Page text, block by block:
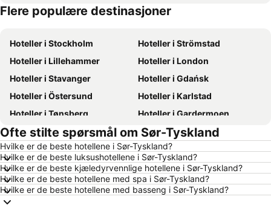
Hoteller i Sverige
Hoteller i Oslo
Flere populære destinasjoner
Hoteller i Stockholm
Hoteller i Strömstad
Hoteller i Lillehammer
Hoteller i London
Hoteller i Stavanger
Hoteller i Gdańsk
Hoteller i Östersund
Hoteller i Karlstad
Hoteller i Tønsberg
Hoteller i Gardermoen
Hoteller i Hamar
Hoteller i Bodø
Hoteller i Geilo
Hoteller i Arendal
Hoteller i Ålesund
Hoteller i Fredrikstad
Hoteller i Sandefjord
Hoteller i Aalborg
Hoteller i Roma
Ofte stilte spørsmål om Sør-Tyskland
Hvilke er de beste hotellene i Sør-Tyskland?
Hvilke er de beste luksushotellene i Sør-Tyskland?
Hvilke er de beste kjæledyrvennlige hotellene i Sør-Tyskland?
Hvilke er de beste hotellene med spa i Sør-Tyskland?
Hvilke er de beste hotellene med basseng i Sør-Tyskland?